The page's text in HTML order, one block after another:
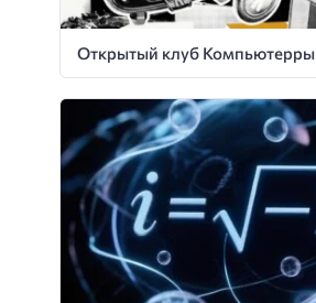
Открытый клуб Компьютерры